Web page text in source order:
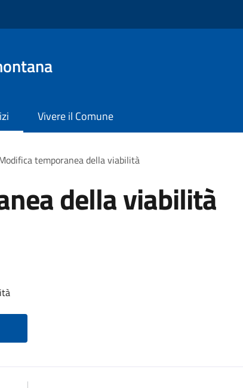
Vivere il Comune
temporanea della viabilità
della viabilità